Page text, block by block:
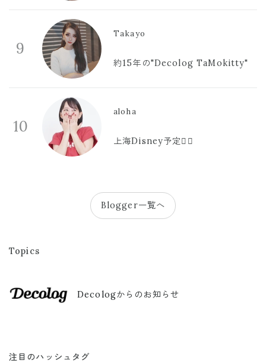
9
Takayo
約15年の"Decolog TaMokitty"
10
aloha
上海Disney予定🫪🩷
Blogger一覧へ
Topics
Decologからのお知らせ
注目のハッシュタグ